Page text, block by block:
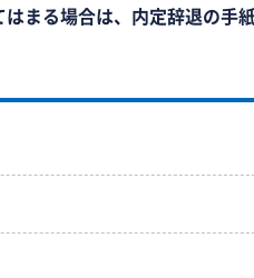
はまる場合は、内定辞退の手